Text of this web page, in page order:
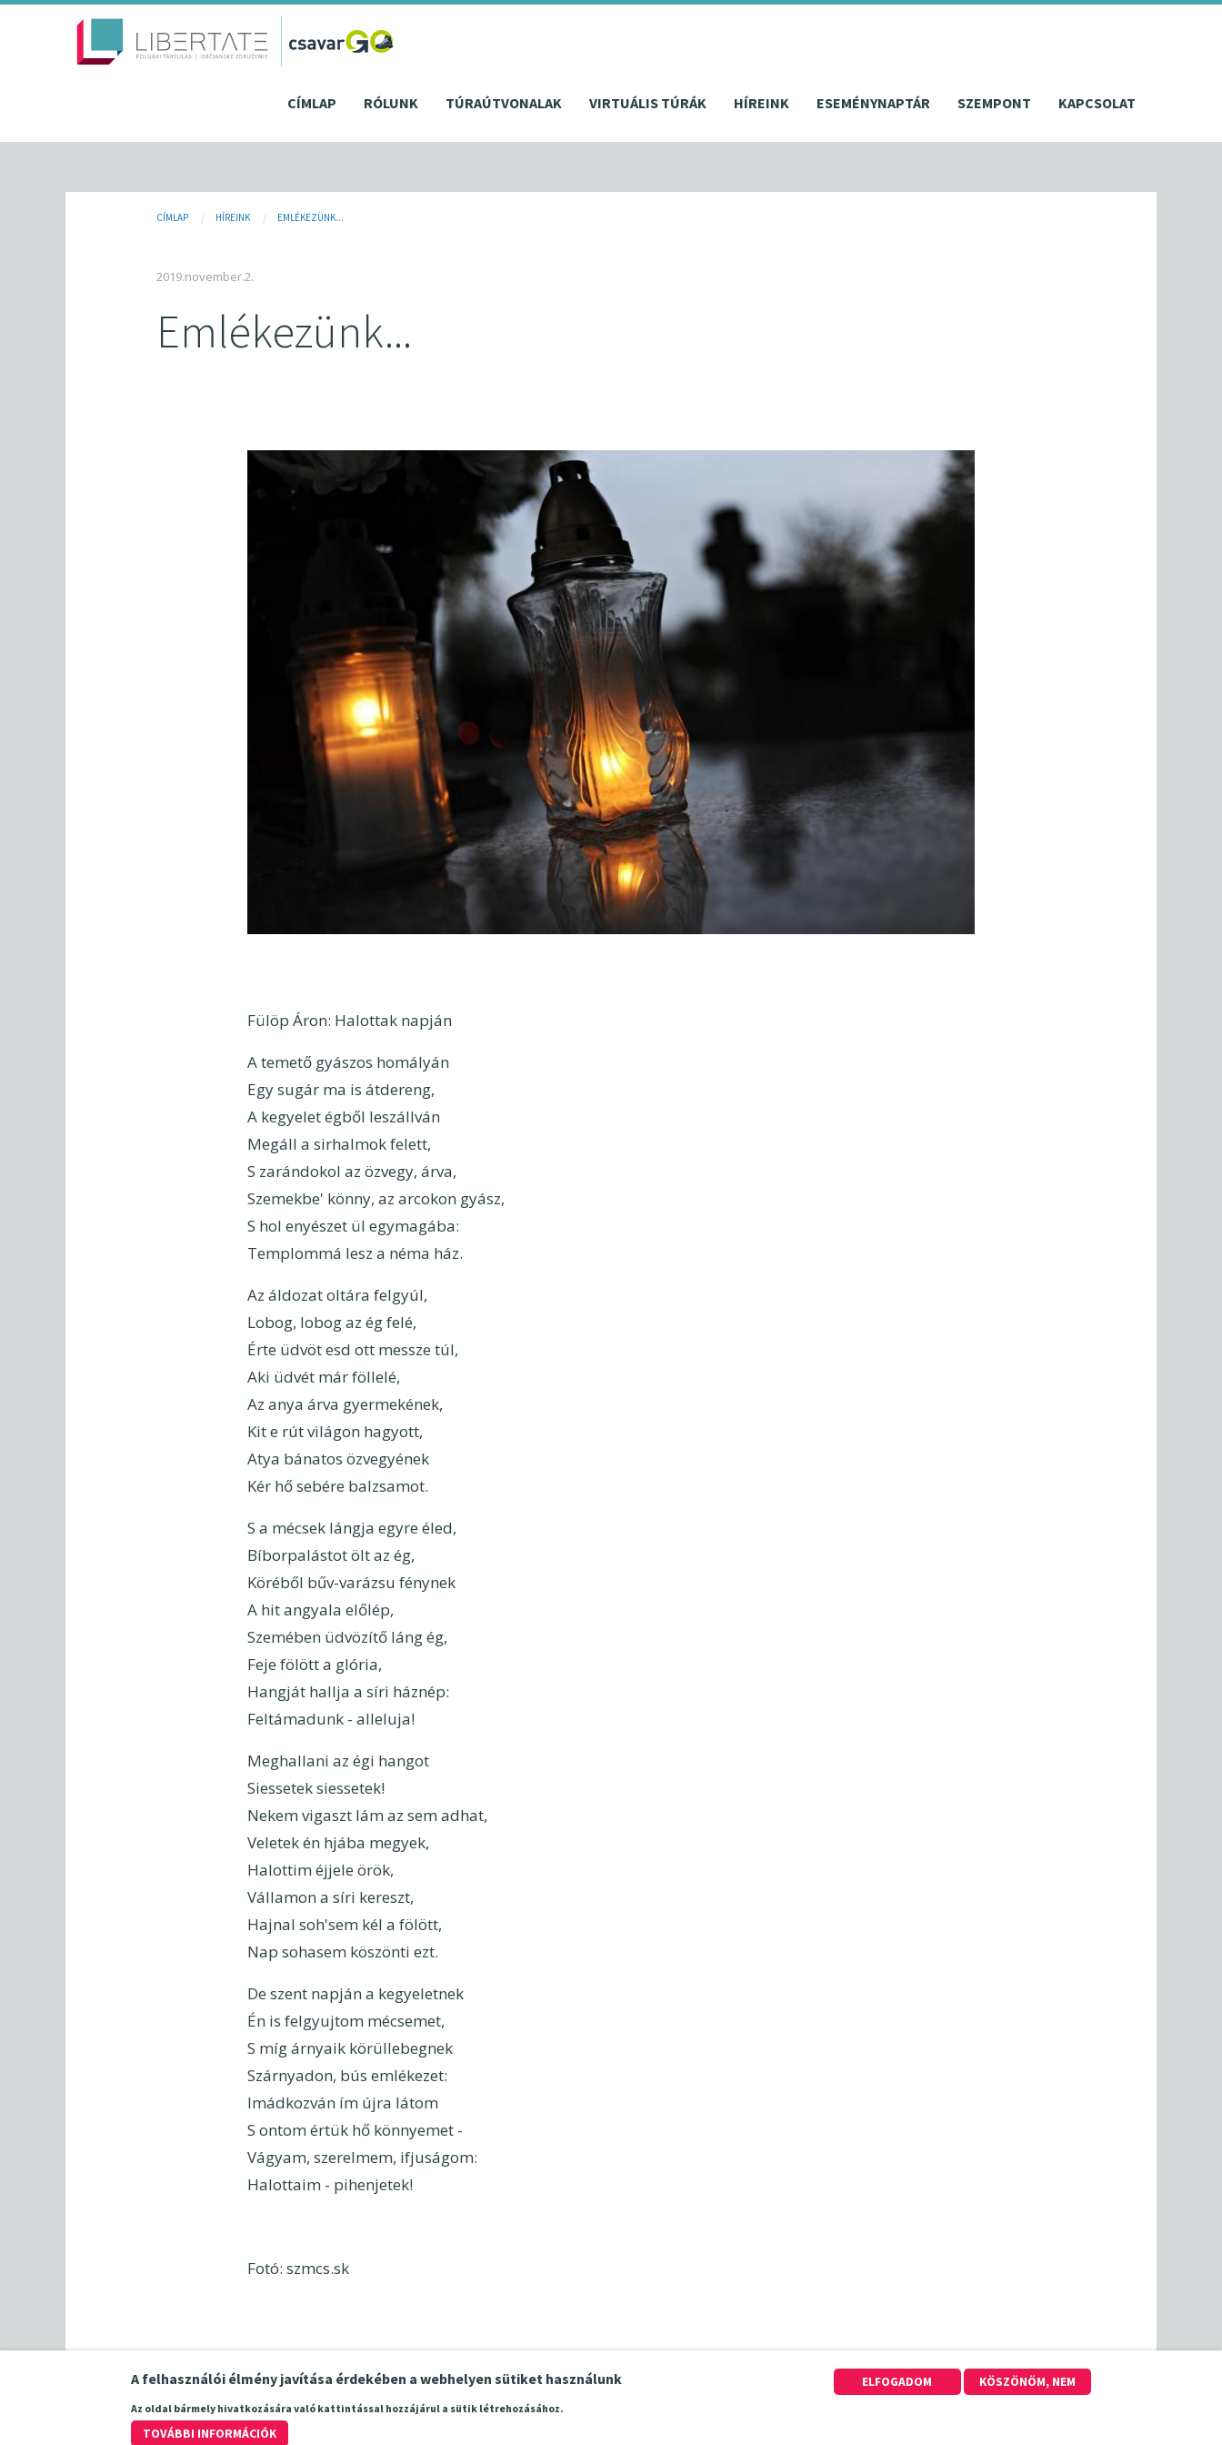
navigáció
CÍMLAP RÓLUNK TÚRAÚTVONALAK VIRTUÁLIS TÚRÁK HÍREINK ESEMÉNYNAPTÁR SZEMPONT KAPCSOLAT
Jelenlegi
hely
CÍMLAP HÍREINK EMLÉKEZÜNK...
2019.november.2.
Emlékezünk...
Fülöp Áron: Halottak napján
A temető gyászos homályán
Egy sugár ma is átdereng,
A kegyelet égből leszállván
Megáll a sirhalmok felett,
S zarándokol az özvegy, árva,
Szemekbe' könny, az arcokon gyász,
S hol enyészet ül egymagába:
Templommá lesz a néma ház.
Az áldozat oltára felgyúl,
Lobog, lobog az ég felé,
Érte üdvöt esd ott messze túl,
Aki üdvét már föllelé,
Az anya árva gyermekének,
Kit e rút világon hagyott,
Atya bánatos özvegyének
Kér hő sebére balzsamot.
S a mécsek lángja egyre éled,
Bíborpalástot ölt az ég,
Köréből bűv-varázsu fénynek
A hit angyala előlép,
Szemében üdvözítő láng ég,
Feje fölött a glória,
Hangját hallja a síri háznép:
Feltámadunk - alleluja!
Meghallani az égi hangot
Siessetek siessetek!
Nekem vigaszt lám az sem adhat,
Veletek én hjába megyek,
Halottim éjjele örök,
Vállamon a síri kereszt,
Hajnal soh'sem kél a fölött,
Nap sohasem köszönti ezt.
De szent napján a kegyeletnek
Én is felgyujtom mécsemet,
S míg árnyaik körüllebegnek
Szárnyadon, bús emlékezet:
Imádkozván ím újra látom
S ontom értük hő könnyemet -
Vágyam, szerelmem, ifjuságom:
Halottaim - pihenjetek!
Fotó: szmcs.sk
A felhasználói élmény javítása érdekében a webhelyen sütiket használunk
Az oldal bármely hivatkozására való kattintással hozzájárul a sütik létrehozásához.
TOVÁBBI INFORMÁCIÓK
ELFOGADOM KÖSZÖNÖM, NEM